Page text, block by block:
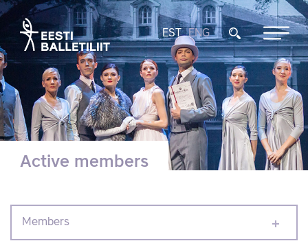
EST ENG
Active members
Members